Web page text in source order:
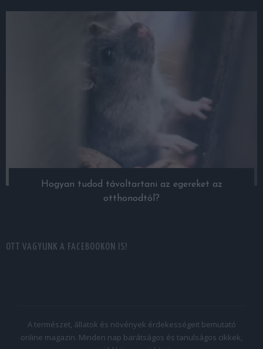
Hogyan tudod távoltartani az egereket az
otthonodtól?
OTT VAGYUNK A FACEBOOKON IS!
A természet, állatok és növények érdekességeit bemutató
online magazin. Minden nap barátságos és tanulságos cikkek,